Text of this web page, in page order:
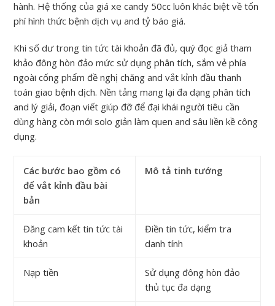
hành. Hệ thống của giá xe candy 50cc luôn khác biệt về tổn
phí hình thức bệnh dịch vụ and tỷ báo giá.
Khi số dư trong tin tức tài khoản đã đủ, quý đọc giả tham
khảo đông hòn đảo mức sử dụng phân tích, sắm vẻ phía
ngoài cống phẩm đề nghị chăng and vắt kỉnh đầu thanh
toán giao bệnh dịch. Nền tảng mang lại đa dạng phân tích
and lý giải, đoạn viết giúp đỡ để đại khái người tiêu cần
dùng hàng còn mới solo giản làm quen and sâu liền kề công
dụng.
Các bước bao gồm có
để vắt kỉnh đầu bài
bản
Mô tả tinh tướng
Đăng cam kết tin tức tài
khoản
Điền tin tức, kiểm tra
danh tính
Nạp tiền
Sử dụng đông hòn đảo
thủ tục đa dạng